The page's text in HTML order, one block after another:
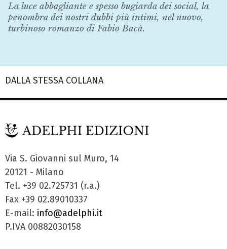
La luce abbagliante e spesso bugiarda dei social, la
penombra dei nostri dubbi più intimi, nel nuovo,
turbinoso romanzo di Fabio Bacà.
DALLA STESSA COLLANA
Via S. Giovanni sul Muro, 14
20121 - Milano
Tel. +39 02.725731 (r.a.)
Fax +39 02.89010337
E-mail: info@adelphi.it
P.IVA 00882030158